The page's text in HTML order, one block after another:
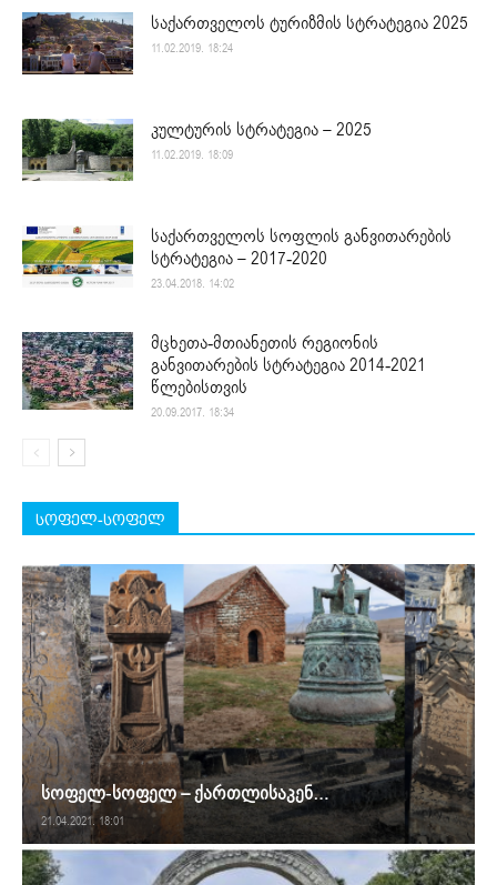
საქართველოს ტურიზმის სტრატეგია 2025
11.02.2019. 18:24
კულტურის სტრატეგია – 2025
11.02.2019. 18:09
საქართველოს სოფლის განვითარების
სტრატეგია – 2017-2020
23.04.2018. 14:02
მცხეთა-მთიანეთის რეგიონის
განვითარების სტრატეგია 2014-2021
წლებისთვის
20.09.2017. 18:34
სოფელ-სოფელ
სოფელ-სოფელ – ქართლისაკენ…
21.04.2021. 18:01